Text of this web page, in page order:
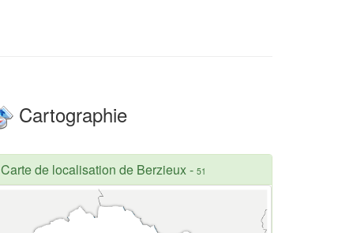
Cartographie
Carte de localisation de Berzieux- 51